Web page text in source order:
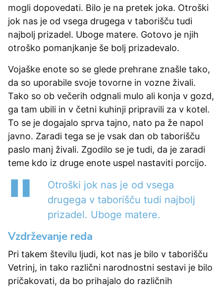
mogli dopovedati. Bilo je na pretek joka. Otroški
jok nas je od vsega drugega v taborišču tudi
najbolj prizadel. Uboge matere. Gotovo je njih
otroško pomanjkanje še bolj prizadevalo.
Vojaške enote so se glede prehrane znašle tako,
da so uporabile svoje tovorne in vozne živali.
Tako so ob večerih odgnali mulo ali konja v gozd,
ga tam ubili in v četni kuhinji pripravili za v kotel.
To se je dogajalo sprva tajno, nato pa že napol
javno. Zaradi tega se je vsak dan ob taborišču
paslo manj živali. Zgodilo se je tudi, da je zaradi
teme kdo iz druge enote uspel nastaviti porcijo.
Otroški jok nas je od vsega
drugega v taborišču tudi najbolj
prizadel. Uboge matere.
Vzdrževanje reda
Pri takem številu ljudi, kot nas je bilo v taborišču
Vetrinj, in tako različni narodnostni sestavi je bilo
pričakovati, da bo prihajalo do različnih